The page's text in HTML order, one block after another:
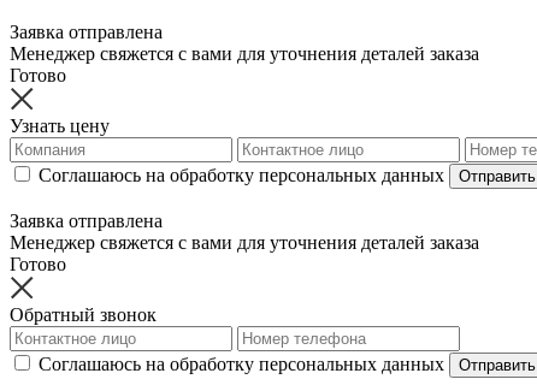
Заявка отправлена
Менеджер свяжется с вами для уточнения деталей заказа
Готово
Узнать цену
Соглашаюсь на обработку персональных данных Отправить
Заявка отправлена
Менеджер свяжется с вами для уточнения деталей заказа
Готово
Обратный звонок
Соглашаюсь на обработку персональных данных Отправить